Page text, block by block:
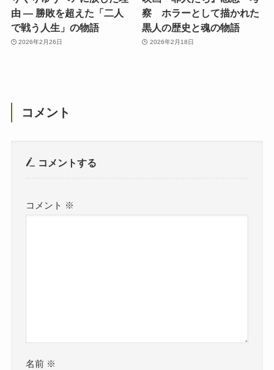
由 ― 勝敗を超えた「二人
で戦う人生」の物語
2026年2月26日
察 ホラーとして描かれた
黒人の歴史と魂の物語
2026年2月18日
コメント
コメントする
コメント ※
名前 ※